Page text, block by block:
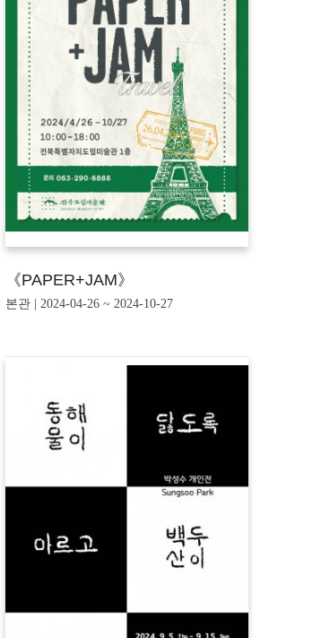
《PAPER+JAM》
본관 | 2024-04-26 ~ 2024-10-27